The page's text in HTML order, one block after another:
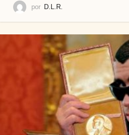
por D.L.R.